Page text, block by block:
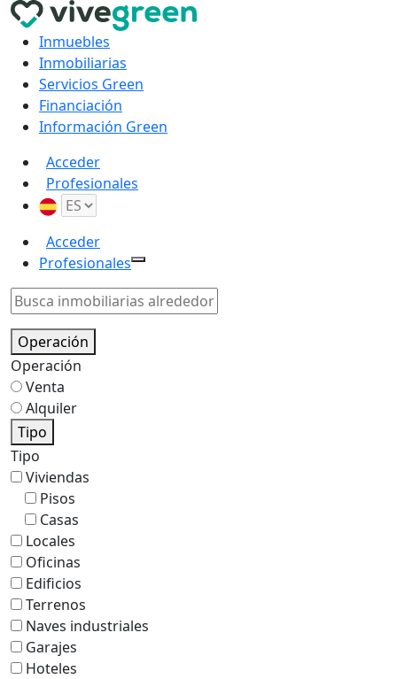
Inmuebles
Inmobiliarias
Servicios Green
Financiación
Información Green
Acceder
Profesionales
Acceder
Profesionales
Operación
Operación
Venta
Alquiler
Tipo
Tipo
Viviendas
Pisos
Casas
Locales
Oficinas
Edificios
Terrenos
Naves industriales
Garajes
Hoteles